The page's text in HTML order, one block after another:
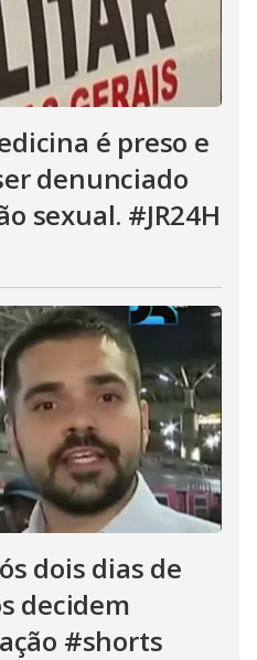
é preso e
denunciado
sexual. #JR24H
dois dias de
decidem
#shorts